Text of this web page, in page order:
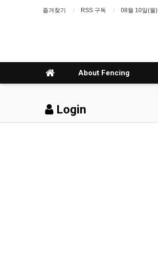
즐겨찾기 RSS 구독 08월 10일(월)
About Fencing
Login